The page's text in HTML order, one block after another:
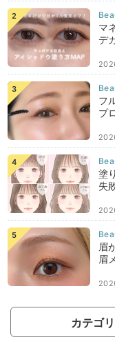
マ
デ
フ
プ
塗
失
眉
眉
カテゴ